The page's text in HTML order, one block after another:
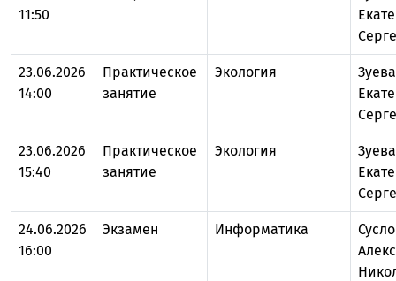
11:50
23.06.2026
14:00
Практическое
занятие
Экология
Зуева
23.06.2026
15:40
Практическое
занятие
Экология
Зуева
24.06.2026
16:00
Экзамен Информатика